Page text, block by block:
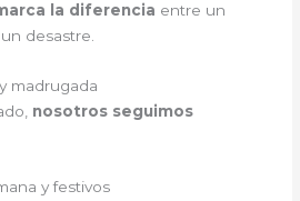
la diferencia entre un
desastre.
madrugada
nosotros seguimos
y festivos